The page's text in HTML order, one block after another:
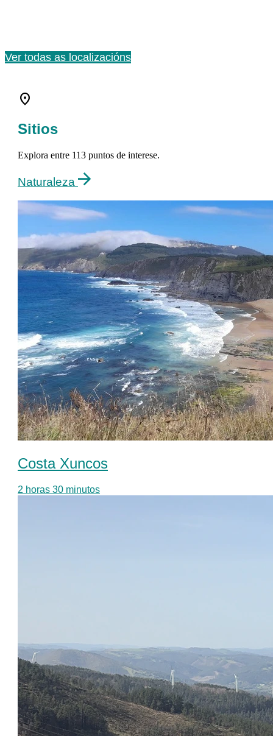
Ver todas as localizacións
location_on
Sitios
Explora entre 113 puntos de interese.
Naturaleza
Costa Xuncos
2 horas 30 minutos